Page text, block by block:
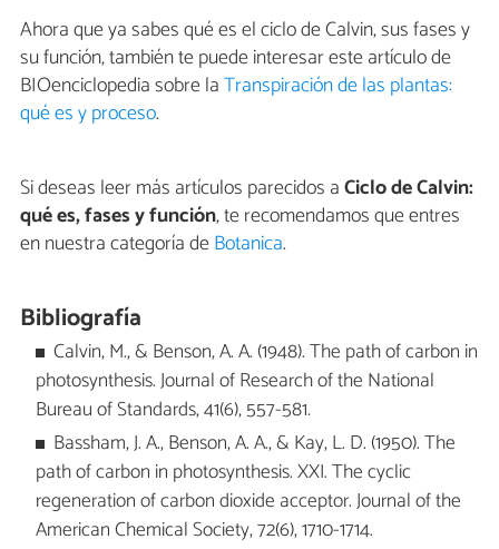
Ahora que ya sabes qué es el ciclo de Calvin, sus fases y
su función, también te puede interesar este artículo de
BIOenciclopedia sobre laTranspiración de las plantas:
qué es y proceso.
Si deseas leer más artículos parecidos aCiclo de Calvin:
qué es, fases y función, te recomendamos que entres
en nuestra categoría deBotanica.
Bibliografía
Calvin, M., & Benson, A. A. (1948). The path of carbon in
photosynthesis. Journal of Research of the National
Bureau of Standards, 41(6), 557-581.
Bassham, J. A., Benson, A. A., & Kay, L. D. (1950). The
path of carbon in photosynthesis. XXI. The cyclic
regeneration of carbon dioxide acceptor. Journal of the
American Chemical Society, 72(6), 1710-1714.